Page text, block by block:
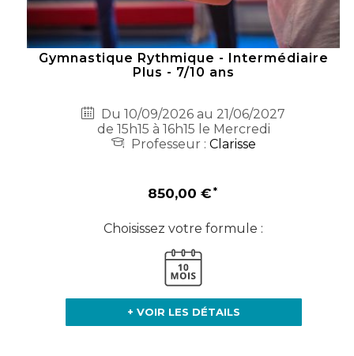
Gymnastique Rythmique - Intermédiaire
Plus - 7/10 ans
Du 10/09/2026 au 21/06/2027
de 15h15 à 16h15 le Mercredi
Professeur : Clarisse
850,00 €
Choisissez votre formule :
+ VOIR LES DÉTAILS